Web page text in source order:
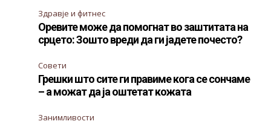
Здравје и фитнес
Оревите може да помогнат во заштитата на
срцето: Зошто вреди да ги јадете почесто?
Совети
Грешки што сите ги правиме кога се сончаме
– а можат да ја оштетат кожата
Занимливости